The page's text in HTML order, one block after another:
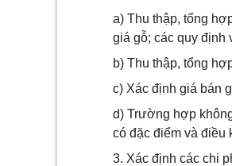
a) Thu thập, tổng
giá gỗ; các quy định
b) Thu thập, tổng
c) Xác định giá bán
d) Trường hợp
có đặc điểm và
3. Xác định các chi